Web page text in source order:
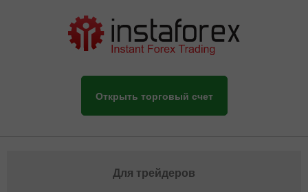
Открыть торговый счет
Для трейдеров